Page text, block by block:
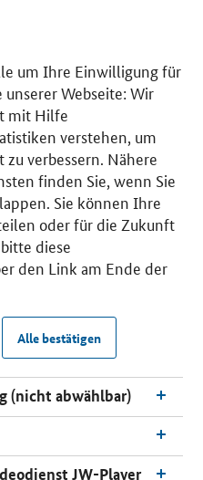
um Ihre Einwilligung für
Webseite: Wir
mit Hilfe
verstehen, um
verbessern. Nähere
finden Sie, wenn Sie
Sie können Ihre
oder für die Zukunft
diese
den Link am Ende der
Alle bestätigen
(nicht abwählbar)
JW-Player